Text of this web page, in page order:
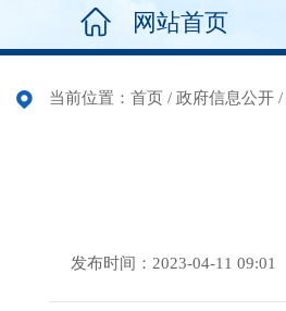
网站首页
当前位置： 首页 / 政府信息公开 /
发布时间：2023-04-11 09:01